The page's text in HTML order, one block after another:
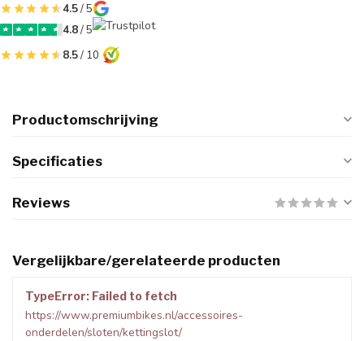
4.5/ 5
4.8/ 5
8.5/ 10
Productomschrijving
Specificaties
Reviews
Vergelijkbare/gerelateerde producten
TypeError: Failed to fetch
https://www.premiumbikes.nl/accessoires-
onderdelen/sloten/kettingslot/